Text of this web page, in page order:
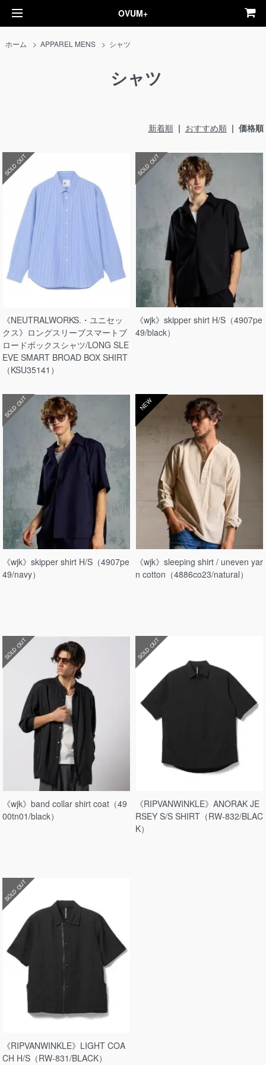
OVUM+
ホーム >APPAREL MENS > シャツ
シャツ
新着順| おすすめ順| 価格順
SOLD OUT
《NEUTRALWORKS.・ユニセッ
クス》ロングスリーブスマートブ
ロードボックスシャツ/LONG SLE
EVE SMART BROAD BOX SHIRT
（KSU35141）
SOLD OUT
《wjk》skipper shirt H/S（4907pe
49/black）
SOLD OUT
《wjk》skipper shirt H/S（4907pe
49/navy）
NEW
《wjk》sleeping shirt / uneven yar
n cotton（4886co23/natural）
SOLD OUT
《wjk》band collar shirt coat（49
00tn01/black）
SOLD OUT
《RIPVANWINKLE》ANORAK JE
RSEY S/S SHIRT（RW-832/BLAC
K）
SOLD OUT
《RIPVANWINKLE》LIGHT COA
CH H/S（RW-831/BLACK）